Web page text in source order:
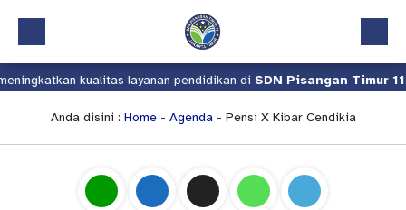
Beranda
Profil
Kalender Akademik
kualitas layanan pendidikan diSDN Pisangan Timur 11.
Anda disini : Home- Agenda- Pensi X Kibar Cendikia